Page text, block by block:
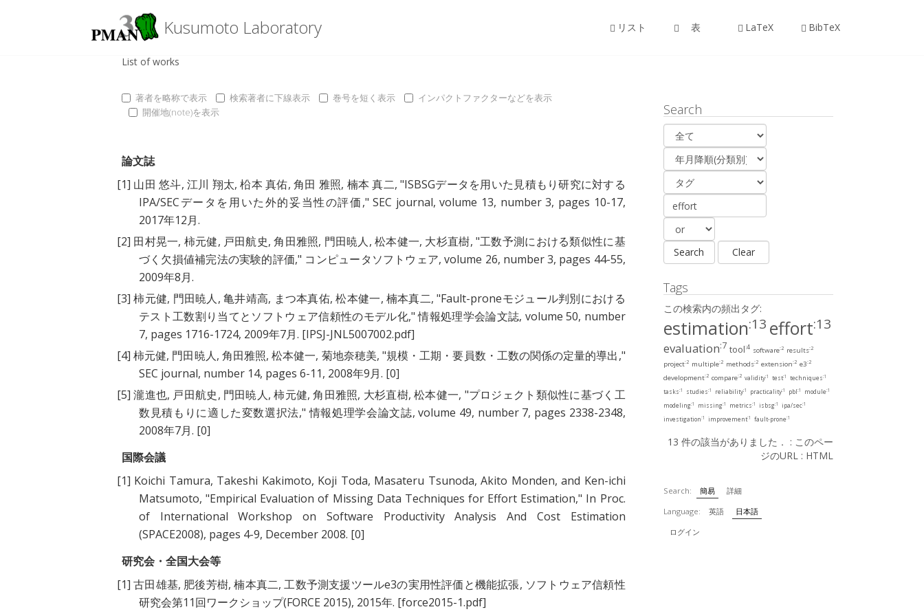
Kusumoto Laboratory リスト 表 LaTeX BibTeX
List of works
著者を略称で表示 検索著者に下線表示 巻号を短く表示
インパクトファクターなどを表示
開催地(note)を表示
論文誌
[1] 山田 悠斗, 江川 翔太,柗本 真佑, 角田 雅照, 楠本 真二, "ISBSGデータを用いた見積もり研究に対する
IPA/SECデータを用いた外的妥当性の評価," SEC journal, volume 13, number 3, pages 10-17,
2017年12月.
[2] 田村晃一, 柿元健, 戸田航史,角田雅照, 門田暁人,松本健一, 大杉直樹, "工数予測における類似性に基
づく欠損値補完法の実験的評価," コンピュータソフトウェア, volume 26, number 3, pages 44-55,
2009年8月.
[3] 柿元健, 門田暁人,亀井靖高, まつ本真佑,松本健一, 楠本真二, "Fault-proneモジュール判別における
テスト工数割り当てとソフトウェア信頼性のモデル化," 情報処理学会論文誌, volume 50, number
7, pages 1716-1724, 2009年7月. [IPSJ-JNL5007002.pdf]
[4] 柿元健, 門田暁人, 角田雅照,松本健一, 菊地奈穂美, "規模・工期・要員数・工数の関係の定量的導出,"
SEC journal, number 14, pages 6-11, 2008年9月. [0]
[5] 瀧進也, 戸田航史, 門田暁人,柿元健,角田雅照, 大杉直樹,松本健一, "プロジェクト類似性に基づく工
数見積もりに適した変数選択法," 情報処理学会論文誌, volume 49, number 7, pages 2338-2348,
2008年7月. [0]
国際会議
[1] Koichi Tamura, Takeshi Kakimoto, Koji Toda, Masateru Tsunoda,Akito Monden, and Ken-ichi
Matsumoto, "Empirical Evaluation of Missing Data Techniques for Effort Estimation," In Proc.
of International Workshop on Software Productivity Analysis And Cost Estimation
(SPACE2008), pages 4-9, December 2008. [0]
研究会・全国大会等
[1] 古田雄基, 肥後芳樹,楠本真二,工数予測支援ツールe3の実用性評価と機能拡張, ソフトウェア信頼性
研究会第11回ワークショップ(FORCE 2015), 2015年. [force2015-1.pdf]
Search
Tags
この検索内の頻出タグ:
estimation:13 effort:13
evaluation:7 tool:4 software:2 results:2
project:2 multiple:2 methods:2 extension:2 e3:2
development:2 compare:2 validity:1 test:1 techniques:1
tasks:1 studies:1 reliability:1 practicality:1 pbl:1 module:1
modeling:1 missing:1 metrics:1 isbsg:1 ipa/sec:1
investigation:1 improvement:1 fault-prone:1
13 件の該当がありました． : このペー
ジのURL : HTML
Search: 簡易
詳細
Language:
英語
日本語
ログイン